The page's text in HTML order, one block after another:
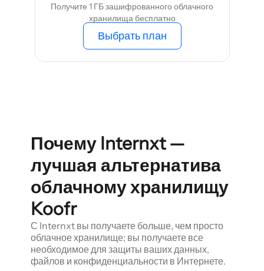
Получите 1 ГБ зашифрованного облачного
хранилища бесплатно
Выбрать план
Почему Internxt —
лучшая альтернатива
облачному хранилищу
Koofr
С Internxt вы получаете больше, чем просто
облачное хранилище; вы получаете все
необходимое для защиты ваших данных,
файлов и конфиденциальности в Интернете.